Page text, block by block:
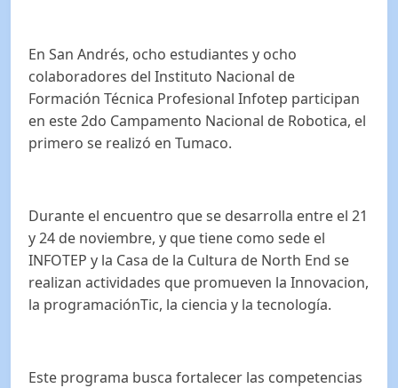
En San Andrés, ocho estudiantes y ocho
colaboradores del Instituto Nacional de
Formación Técnica Profesional Infotep participan
en este 2do Campamento Nacional de Robotica, el
primero se realizó en Tumaco.
Durante el encuentro que se desarrolla entre el 21
y 24 de noviembre, y que tiene como sede el
INFOTEP y la Casa de la Cultura de North End se
realizan actividades que promueven la Innovacion,
la programaciónTic, la ciencia y la tecnología.
Este programa busca fortalecer las competencias